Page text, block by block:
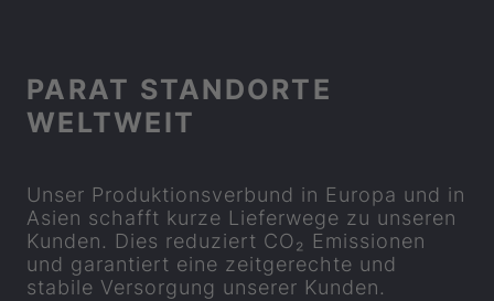
PARAT STANDORTE
WELTWEIT
Unser Produktionsverbund in Europa und in
Asien schafft kurze Lieferwege zu unseren
Kunden. Dies reduziert CO₂ Emissionen
und garantiert eine zeitgerechte und
stabile Versorgung unserer Kunden.